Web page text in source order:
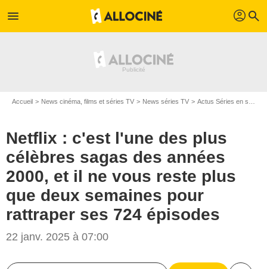
menu profil search
Accueil News cinéma, films et séries TV News séries TV Actus Séries en streaming
Netflix : c'est l'une des plus
célèbres sagas des années
2000, et il ne vous reste plus
que deux semaines pour
rattraper ses 724 épisodes
22 janv. 2025 à 07:00